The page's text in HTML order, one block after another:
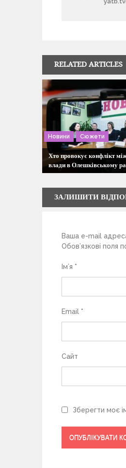
г
а
ц
і
я
з
а
и
с
і
в
RELATED ARTICLES
Новини Сюжети
Хто провокує конфлікт
влади в Олешківському
ЗАЛИШИТИ
Ваша e-mail
Обов’язкові поля
Ім’я *
Email *
Сайт
Зберегти моє